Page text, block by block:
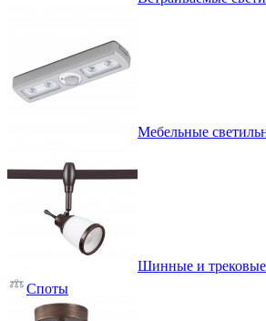
Мебельные
Шинные и трековые
Споты